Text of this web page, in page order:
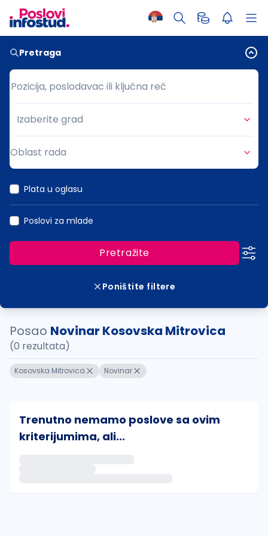
Pretraga
Pozicija, poslodavac ili ključna reč
Pozicija, poslodavac ili ključna reč
Grad
Izaberite grad
Oblast rada
Plata u oglasu
Poslovi za mlade
Pretražite
Poništite filtere
Posao Novinar Kosovska Mitrovica
(0 rezultata)
Kosovska Mitrovica Novinar
Trenutno nemamo poslove sa ovim
kriterijumima, ali...